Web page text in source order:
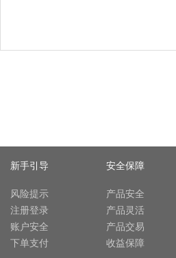
新手引导
风险提示
注册登录
账户安全
下单支付
安全保障
产品安全
产品灵活
产品交易
收益保障